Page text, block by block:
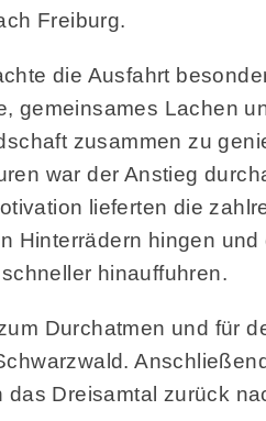
Freiburg.
die Ausfahrt
gemeinsames Lachen
zusammen zu
war der Anstieg
lieferten die
Hinterrädern hingen und
hinauffuhren.
Durchatmen und für
Dreisamtal zurück